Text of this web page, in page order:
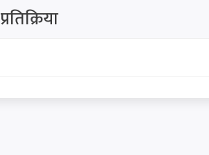
सिंहदरबार र बालुवाटारलाई
धैर्य टुटेको दिन यी ठाउँ धेरै टाढा
प्रतिक्रिया